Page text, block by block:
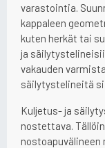
varastointia.
kappaleen
kuten herkät tai
ja
vakauden
säilytystelineitä
Kuljetus- ja
nostettava.
nostoapuvälineen